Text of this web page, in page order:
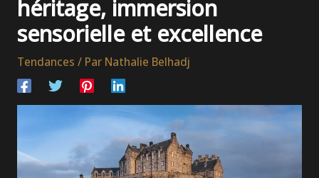
héritage, immersion
sensorielle et excellence
Tendances / Par Nathalie Belhadj